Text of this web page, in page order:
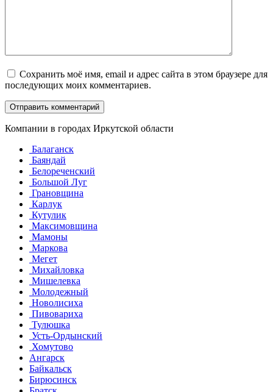
Сохранить моё имя, email и адрес сайта в этом браузере для
последующих моих комментариев.
Компании в городах Иркутской области
Балаганск
Баяндай
Белореченский
Большой Луг
Грановщина
Карлук
Кутулик
Максимовщина
Мамоны
Маркова
Мегет
Михайловка
Мишелевка
Молодежный
Новолисиха
Пивовариха
Тулюшка
Усть-Ордынский
Хомутово
Ангарск
Байкальск
Бирюсинск